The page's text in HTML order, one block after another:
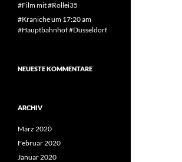
#Film mit #Rollei35
#Kraniche um 17:20 am
#Hauptbahnhof #Düsseldorf
NEUESTE KOMMENTARE
ARCHIV
März 2020
Februar 2020
Januar 2020